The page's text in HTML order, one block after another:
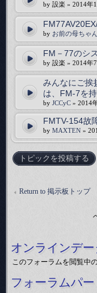
by 設楽 » 2014年
by お前の母ちゃ
FM－77のシ
by 設楽 » 2014年
みんなにご挨
は、FM-7を
by JCCyC » 2014
FMTV-154故
by MAXTEN »
トピックを投稿する
Return to 掲示板トップ
オンラインデー
このフォーラムを閲覧中
フォーラムパ